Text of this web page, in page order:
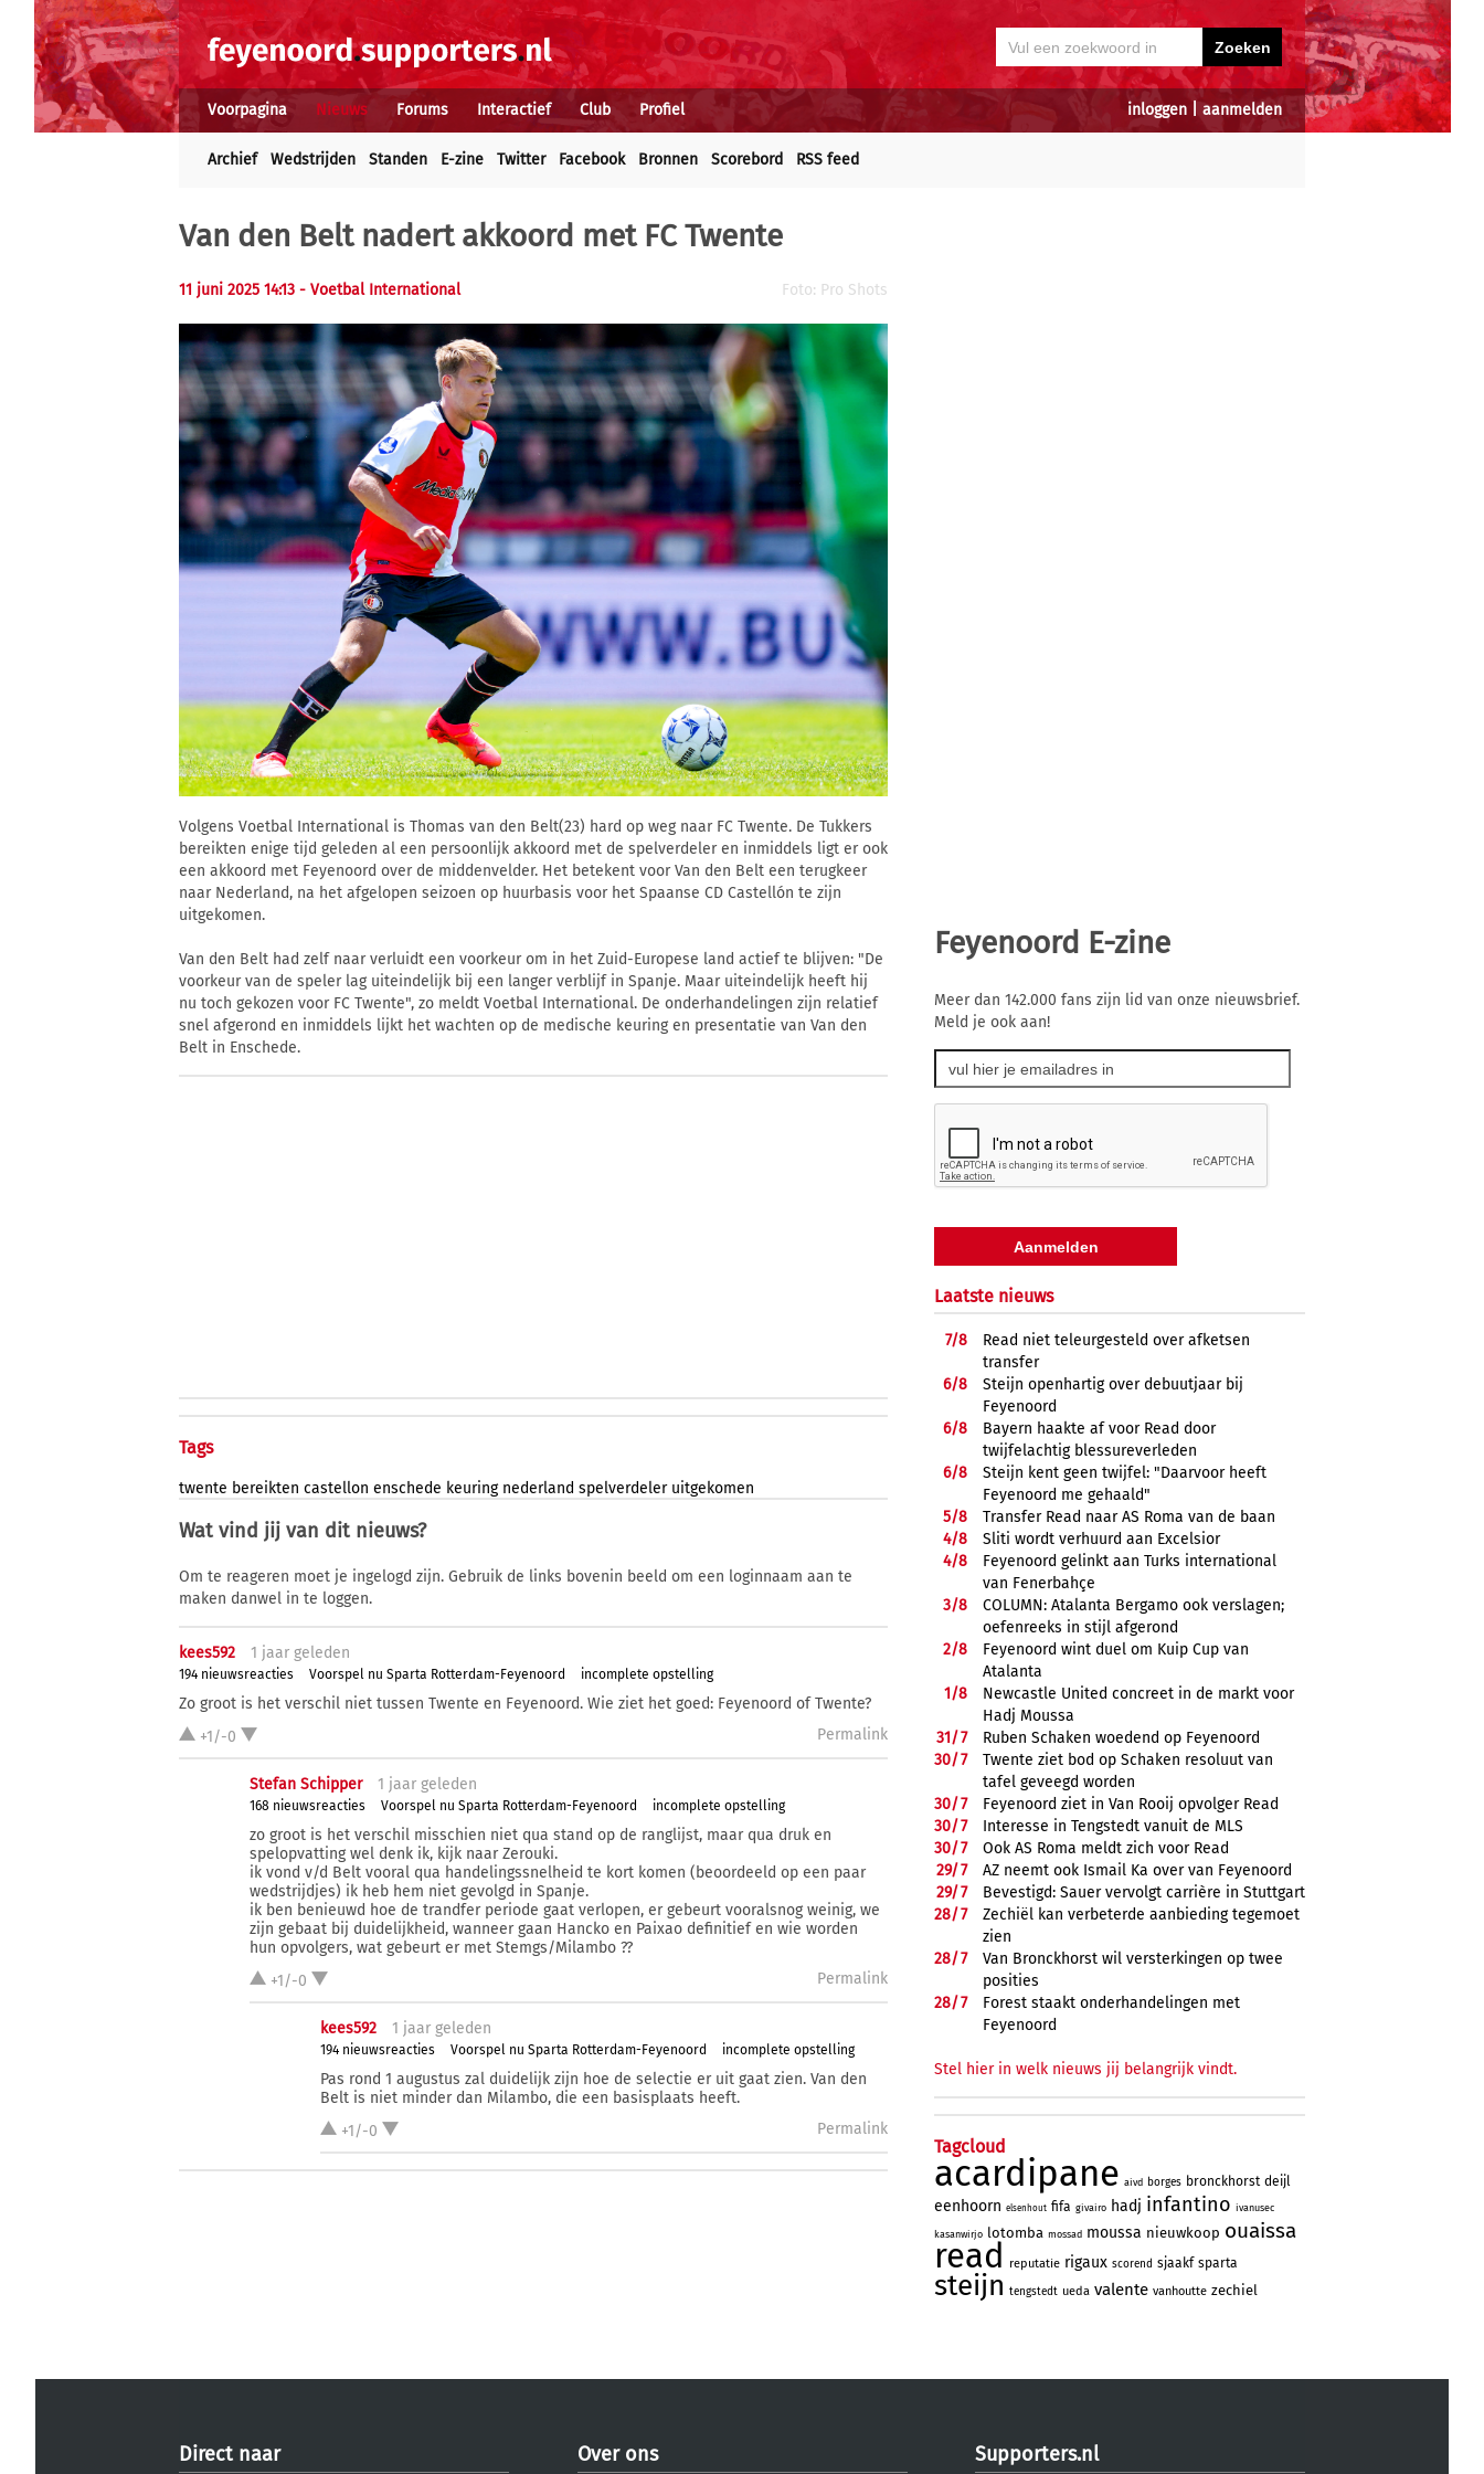
inloggen aanmelden
Voorpagina Nieuws Forums Interactief Club Profiel
Archief Wedstrijden Standen E-zine Twitter Facebook Bronnen Scorebord RSS feed
Van den Belt nadert akkoord met FC Twente
11 juni 2025 14:13 - Voetbal International Foto: Pro Shots
Volgens Voetbal International is Thomas van den Belt(23) hard op weg naar FC Twente. De Tukkers
bereikten enige tijd geleden al een persoonlijk akkoord met de spelverdeler en inmiddels ligt er ook
een akkoord met Feyenoord over de middenvelder. Het betekent voor Van den Belt een terugkeer
naar Nederland, na het afgelopen seizoen op huurbasis voor het Spaanse CD Castellón te zijn
uitgekomen.
Van den Belt had zelf naar verluidt een voorkeur om in het Zuid-Europese land actief te blijven: "De
voorkeur van de speler lag uiteindelijk bij een langer verblijf in Spanje. Maar uiteindelijk heeft hij
nu toch gekozen voor FC Twente", zo meldt Voetbal International. De onderhandelingen zijn relatief
snel afgerond en inmiddels lijkt het wachten op de medische keuring en presentatie van Van den
Belt in Enschede.
Tags
twente bereikten castellon enschede keuring nederland spelverdeler uitgekomen
Wat vind jij van dit nieuws?
Om te reageren moet je ingelogd zijn. Gebruik de links bovenin beeld om een loginnaam aan te
maken danwel in te loggen.
kees592 1 jaar geleden
194 nieuwsreacties Voorspel nu Sparta Rotterdam-Feyenoord incomplete opstelling
Zo groot is het verschil niet tussen Twente en Feyenoord. Wie ziet het goed: Feyenoord of Twente?
+1/-0
Permalink
Stefan Schipper 1 jaar geleden
168 nieuwsreacties Voorspel nu Sparta Rotterdam-Feyenoord incomplete opstelling
zo groot is het verschil misschien niet qua stand op de ranglijst, maar qua druk en
spelopvatting wel denk ik, kijk naar Zerouki.
ik vond v/d Belt vooral qua handelingssnelheid te kort komen (beoordeeld op een paar
wedstrijdjes) ik heb hem niet gevolgd in Spanje.
ik ben benieuwd hoe de trandfer periode gaat verlopen, er gebeurt vooralsnog weinig, we
zijn gebaat bij duidelijkheid, wanneer gaan Hancko en Paixao definitief en wie worden
hun opvolgers, wat gebeurt er met Stemgs/Milambo ??
+1/-0
Permalink
kees592 1 jaar geleden
194 nieuwsreacties Voorspel nu Sparta Rotterdam-Feyenoord incomplete opstelling
Pas rond 1 augustus zal duidelijk zijn hoe de selectie er uit gaat zien. Van den
Belt is niet minder dan Milambo, die een basisplaats heeft.
+1/-0
Permalink
Feyenoord E-zine
Meer dan 142.000 fans zijn lid van onze nieuwsbrief.
Meld je ook aan!
Laatste nieuws
7/8
Read niet teleurgesteld over afketsen
transfer
6/8
Steijn openhartig over debuutjaar bij
Feyenoord
6/8
Bayern haakte af voor Read door
twijfelachtig blessureverleden
6/8
Steijn kent geen twijfel: "Daarvoor heeft
Feyenoord me gehaald"
5/8
Transfer Read naar AS Roma van de baan
4/8
Sliti wordt verhuurd aan Excelsior
4/8
Feyenoord gelinkt aan Turks international
van Fenerbahçe
3/8
COLUMN: Atalanta Bergamo ook verslagen;
oefenreeks in stijl afgerond
2/8
Feyenoord wint duel om Kuip Cup van
Atalanta
1/8
Newcastle United concreet in de markt voor
Hadj Moussa
31/7
Ruben Schaken woedend op Feyenoord
30/7
Twente ziet bod op Schaken resoluut van
tafel geveegd worden
30/7
Feyenoord ziet in Van Rooij opvolger Read
30/7
Interesse in Tengstedt vanuit de MLS
30/7
Ook AS Roma meldt zich voor Read
29/7
AZ neemt ook Ismail Ka over van Feyenoord
29/7
Bevestigd: Sauer vervolgt carrière in Stuttgart
28/7
Zechiël kan verbeterde aanbieding tegemoet
zien
28/7
Van Bronckhorst wil versterkingen op twee
posities
28/7
Forest staakt onderhandelingen met
Feyenoord
Stel hier in welk nieuws jij belangrijk vindt.
Tagcloud
acardipane aivd borges bronckhorst deijl
eenhoorn elsenhout fifa givairo hadj infantino ivanusec
kasanwirjo lotomba mossad moussa nieuwkoop ouaissa
read reputatie rigaux scorend sjaakf sparta
steijn tengstedt ueda valente vanhoutte zechiel
Direct naar Over ons Supporters.nl